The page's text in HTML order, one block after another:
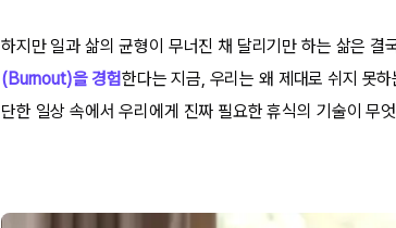
하지만 일과 삶의 균형이 무너진 채 달리기만 하는 삶은 결
(Burnout)을 경험한다는 지금, 우리는 왜 제대로 쉬지 못
단한 일상 속에서 우리에게 진짜 필요한 휴식의 기술이 무